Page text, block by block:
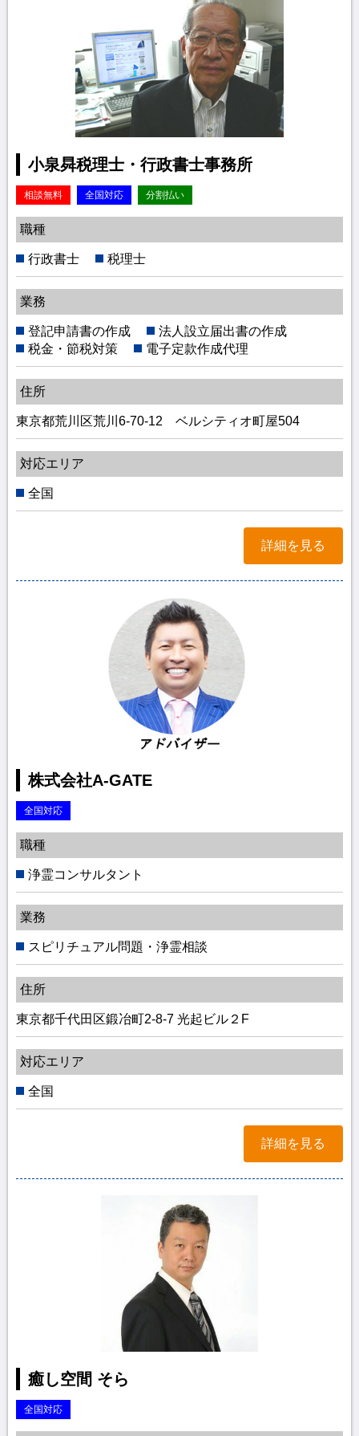
小泉曻税理士・行政書士事務所
相談無料 全国対応 分割払い
職種
行政書士 税理士
業務
登記申請書の作成
法人設立届出書の作成
税金・節税対策
電子定款作成代理
住所
東京都荒川区荒川6-70-12 ベルシティオ町屋504
対応エリア
全国
詳細を見る
株式会社A-GATE
全国対応
職種
浄霊コンサルタント
業務
スピリチュアル問題・浄霊相談
住所
東京都千代田区鍛冶町2-8-7 光起ビル２F
対応エリア
全国
詳細を見る
癒し空間 そら
全国対応